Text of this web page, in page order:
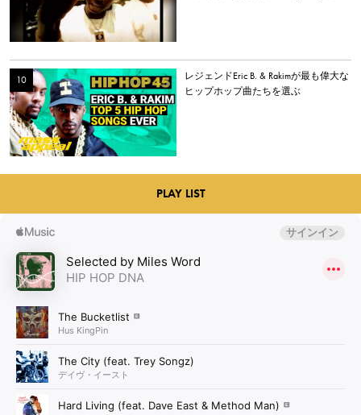
レジェンドEric B. & Rakimが最も偉大な
ヒップホップ曲たちを選ぶ
PLAY LIST